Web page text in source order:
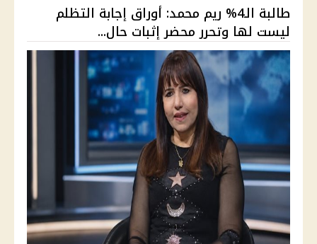
طالبة الـ4% ريم محمد: أوراق إجابة التظلم
ليست لها وتحرر محضر إثبات حال...